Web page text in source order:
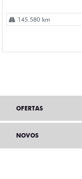
145.580 km
OFERTAS
NOVOS